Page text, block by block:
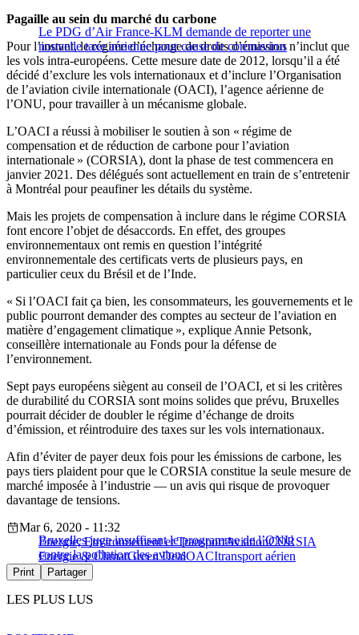
Le PDG d’Air France-KLM demande de reporter une
nouvelle taxe aérienne pour cause de coronavirus
Pagaille au sein du marché du carbone
Pour l’instant, le régime d’échange de droits d’émission n’inclut que
les vols intra-européens. Cette mesure date de 2012, lorsqu’il a été
décidé d’exclure les vols internationaux et d’inclure l’Organisation
de l’aviation civile internationale (OACI), l’agence aérienne de
l’ONU, pour travailler à un mécanisme globale.
L’OACI a réussi à mobiliser le soutien à son « régime de
compensation et de réduction de carbone pour l’aviation
internationale » (CORSIA), dont la phase de test commencera en
janvier 2021. Des délégués sont actuellement en train de s’entretenir
à Montréal pour peaufiner les détails du système.
Mais les projets de compensation à inclure dans le régime CORSIA
font encore l’objet de désaccords. En effet, des groupes
environnementaux ont remis en question l’intégrité
environnementale des certificats verts de plusieurs pays, en
particulier ceux du Brésil et de l’Inde.
« Si l’OACI fait ça bien, les consommateurs, les gouvernements et le
public pourront demander des comptes au secteur de l’aviation en
matière d’engagement climatique », explique Annie Petsonk,
conseillère internationale au Fonds pour la défense de
l’environnement.
Sept pays européens siègent au conseil de l’OACI, et si les critères
de durabilité du CORSIA sont moins solides que prévu, Bruxelles
pourrait décider de doubler le régime d’échange de droits
d’émission, et réintroduire des taxes sur les vols internationaux.
Afin d’éviter de payer deux fois pour les émissions de carbone, les
pays tiers plaident pour que le CORSIA constitue la seule mesure de
marché imposée à l’industrie — un avis qui risque de provoquer
davantage de tensions.
Bruxelles juge insuffisant le programme de l’ONU
contre la pollution des avions
Mar 6, 2020 - 11:32
Energie, Environnement et TransportAviationCORSIA
Energie & ClimatGreen DealOACItransport aérien
Print Partager
LES PLUS LUS